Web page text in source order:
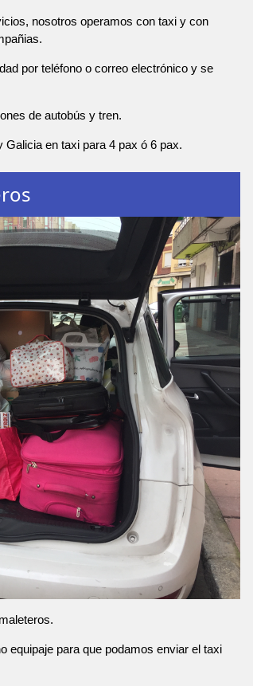
nosotros operamos con taxi y con
por teléfono o correo electrónico y se
de autobús y tren.
en taxi para 4 pax ó 6 pax.
equipaje para que podamos enviar el taxi